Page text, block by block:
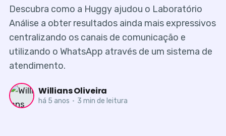
Descubra como a Huggy ajudou o Laboratório
Análise a obter resultados ainda mais expressivos
centralizando os canais de comunicação e
utilizando o WhatsApp através de um sistema de
atendimento.
Willians Oliveira
há 5 anos • 3 min de leitura